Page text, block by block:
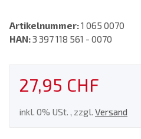
Artikelnummer:1 065 0070
HAN:3 397 118 561 - 0070
27,95 CHF
inkl. 0% USt. , zzgl. Versand